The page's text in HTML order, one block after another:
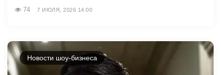
74 7 ИЮЛЯ, 2026 14:00
Новости шоу-бизнеса